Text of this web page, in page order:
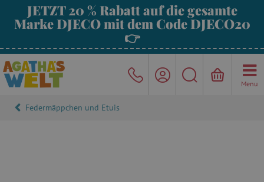
JETZT 20 % Rabatt auf die gesamte
Marke DJECO mit dem Code DJECO20
👉
Menu
Federmäppchen und Etuis